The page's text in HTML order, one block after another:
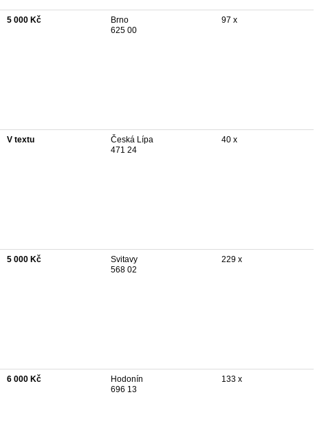
5 000 Kč
Brno
625 00
97 x
V textu
Česká Lípa
471 24
40 x
5 000 Kč
Svitavy
568 02
229 x
6 000 Kč
Hodonín
696 13
133 x